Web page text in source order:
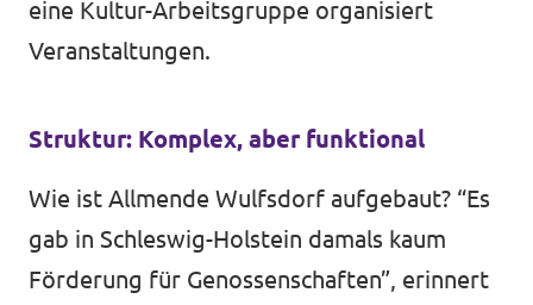
eine Kultur-Arbeitsgruppe organisiert
Veranstaltungen.
Struktur: Komplex, aber funktional
Wie ist Allmende Wulfsdorf aufgebaut? “Es
gab in Schleswig-Holstein damals kaum
Förderung für Genossenschaften”, erinnert